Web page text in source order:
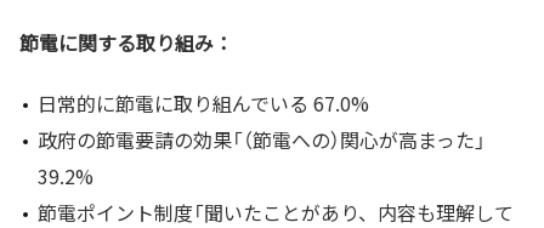
節電に関する取り組み：
日常的に節電に取り組んでいる 67.0%
政府の節電要請の効果「（節電への）関心が高まった」
39.2%
節電ポイント制度「聞いたことがあり、内容も理解して